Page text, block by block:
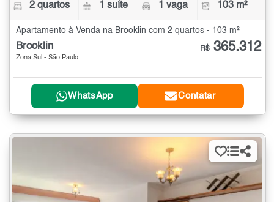
2 quartos 1 suíte 1 vaga 103 m²
Apartamento à Venda na Brooklin com 2 quartos - 103 m²
Brooklin
Zona Sul - São Paulo
R$ 365.312
WhatsApp Contatar